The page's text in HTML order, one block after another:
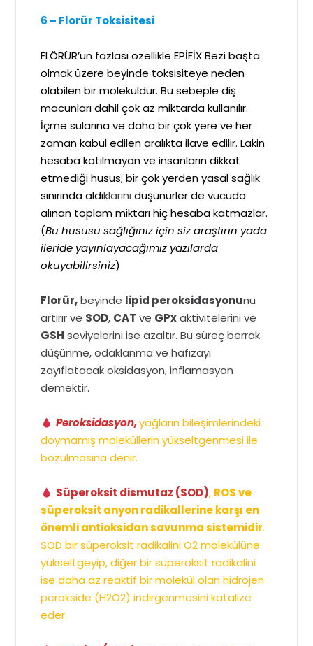
6 – Florür Toksisitesi
FLÖRÜR’ün fazlası özellikle EPİFİX Bezi başta
olmak üzere beyinde toksisiteye neden
olabilen bir moleküldür. Bu sebeple diş
macunları dahil çok az miktarda kullanılır.
İçme sularına ve daha bir çok yere ve her
zaman kabul edilen aralıkta ilave edilir. Lakin
hesaba katılmayan ve insanların dikkat
etmediği husus; bir çok yerden yasal sağlık
sınırında aldıklarınıdüşünürler de vücuda
alınan toplam miktarı hiç hesaba katmazlar.
(Bu hususu sağlığınız için siz araştırın yada
ileride yayınlayacağımız yazılarda
okuyabilirsiniz)
Florür,beyinde lipid peroksidasyonunu
artırır ve SOD, CAT ve GPxaktivitelerini ve
GSH seviyelerini ise azaltır. Bu süreç berrak
düşünme, odaklanma ve hafızayı
zayıflatacak oksidasyon, inflamasyon
demektir.
Peroksidasyon,yağların bileşimlerindeki
doymamış moleküllerin yükseltgenmesi ile
bozulmasına denir.
Süperoksit dismutaz (SOD), ROS ve
süperoksit anyon radikallerine karşı en
önemli antioksidan savunma sistemidir.
SOD bir süperoksit radikalini O2 molekülüne
yükseltgeyip, diğer bir süperoksit radikalini
ise daha az reaktif bir molekül olan hidrojen
perokside (H2O2) indirgenmesini katalize
eder.